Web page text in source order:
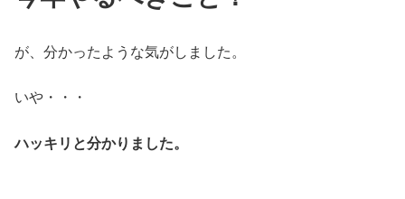
が、分かったような気がしました。
いや・・・
ハッキリと分かりました。